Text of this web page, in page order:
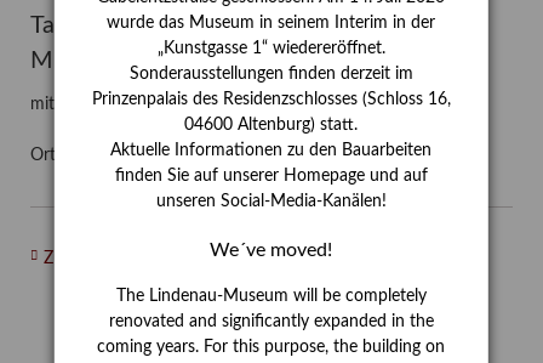
Tafelbilder im Interim des Lindenau-
Museums
mit Dr. Benjamin Rux, Kunsthistoriker
Ort: Lindenau-Museum Kunstgasse 1
Zurück
wurde das Museum in seinem Interim in der
„Kunstgasse 1“ wiedereröffnet.
Sonderausstellungen finden derzeit im
Prinzenpalais des Residenzschlosses (Schloss 16,
04600 Altenburg) statt.
Aktuelle Informationen zu den Bauarbeiten
finden Sie auf unserer Homepage und auf
unseren Social-Media-Kanälen!
We´ve moved!
The Lindenau-Museum will be completely
renovated and significantly expanded in the
coming years. For this purpose, the building on